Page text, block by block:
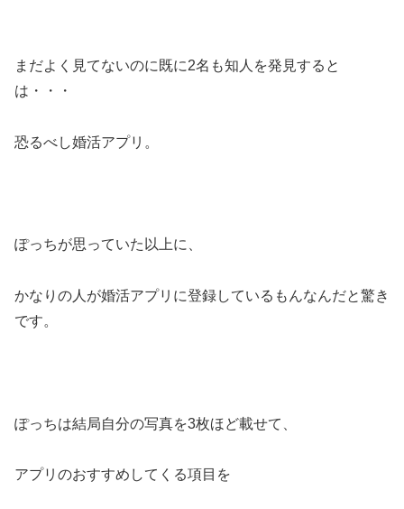
まだよく見てないのに既に2名も知人を発見すると
は・・・
恐るべし婚活アプリ。
ぽっちが思っていた以上に、
かなりの人が婚活アプリに登録しているもんなんだと驚き
です。
ぽっちは結局自分の写真を3枚ほど載せて、
アプリのおすすめしてくる項目を